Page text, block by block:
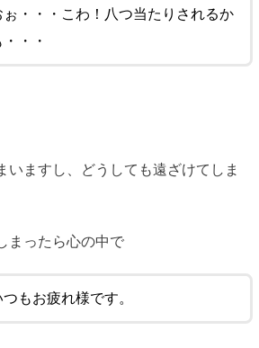
ぉ・・・こわ！八つ当たりされるか
・・・
いますし、どうしても遠ざけてしま
まったら心の中で
つもお疲れ様です。